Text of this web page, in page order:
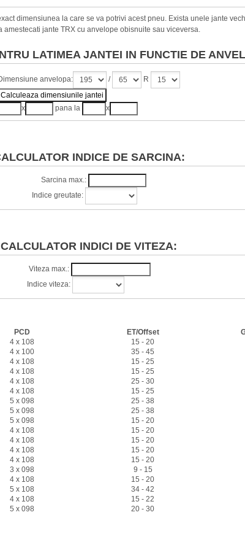
dimensiunea la care se va potrivi acest pneu. Exista unele jante
jante TRX cu anvelope obisnuite sau viceversa.
LATIMEA JANTEI IN FUNCTIE DE
anvelopa: / R
x pana la x
INDICE DE SARCINA:
Sarcina max.:
Indice greutate:
CALCULATOR INDICI DE VITEZA:
Viteza max.:
Indice viteza:
PCD ET/Offset
4 x 108 15 - 20
4 x 100 35 - 45
4 x 108 15 - 25
4 x 108 15 - 25
4 x 108 25 - 30
4 x 108 15 - 25
5 x 098 25 - 38
5 x 098 25 - 38
5 x 098 15 - 20
4 x 108 15 - 20
4 x 108 15 - 20
4 x 108 15 - 20
4 x 108 15 - 20
3 x 098 9 - 15
4 x 108 15 - 20
5 x 108 34 - 42
4 x 108 15 - 22
5 x 098 20 - 30